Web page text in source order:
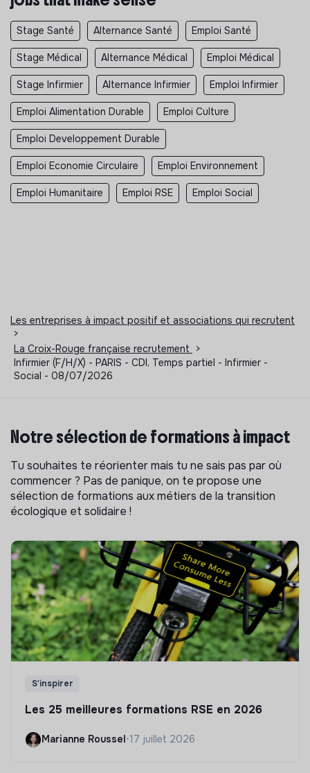
Stage Santé Alternance Santé Emploi Santé
Stage Médical Alternance Médical Emploi Médical
Stage Infirmier Alternance Infirmier Emploi Infirmier
Emploi Alimentation Durable Emploi Culture
Emploi Developpement Durable
Emploi Economie Circulaire Emploi Environnement
Emploi Humanitaire Emploi RSE Emploi Social
Les entreprises à impact positif et associations qui recrutent
>
La Croix-Rouge française recrutement
>
Infirmier (F/H/X) - PARIS - CDI, Temps partiel - Infirmier -
Social - 08/07/2026
Notre sélection de formations à impact
Tu souhaites te réorienter mais tu ne sais pas par où
commencer ? Pas de panique, on te propose une
sélection de formations aux métiers de la transition
écologique et solidaire !
S'inspirer
Les 25 meilleures formations RSE en 2026
Marianne Roussel •17 juillet 2026